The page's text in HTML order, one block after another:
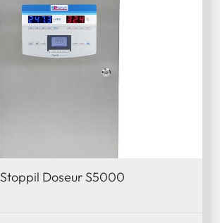
Stoppil Doseur S5000